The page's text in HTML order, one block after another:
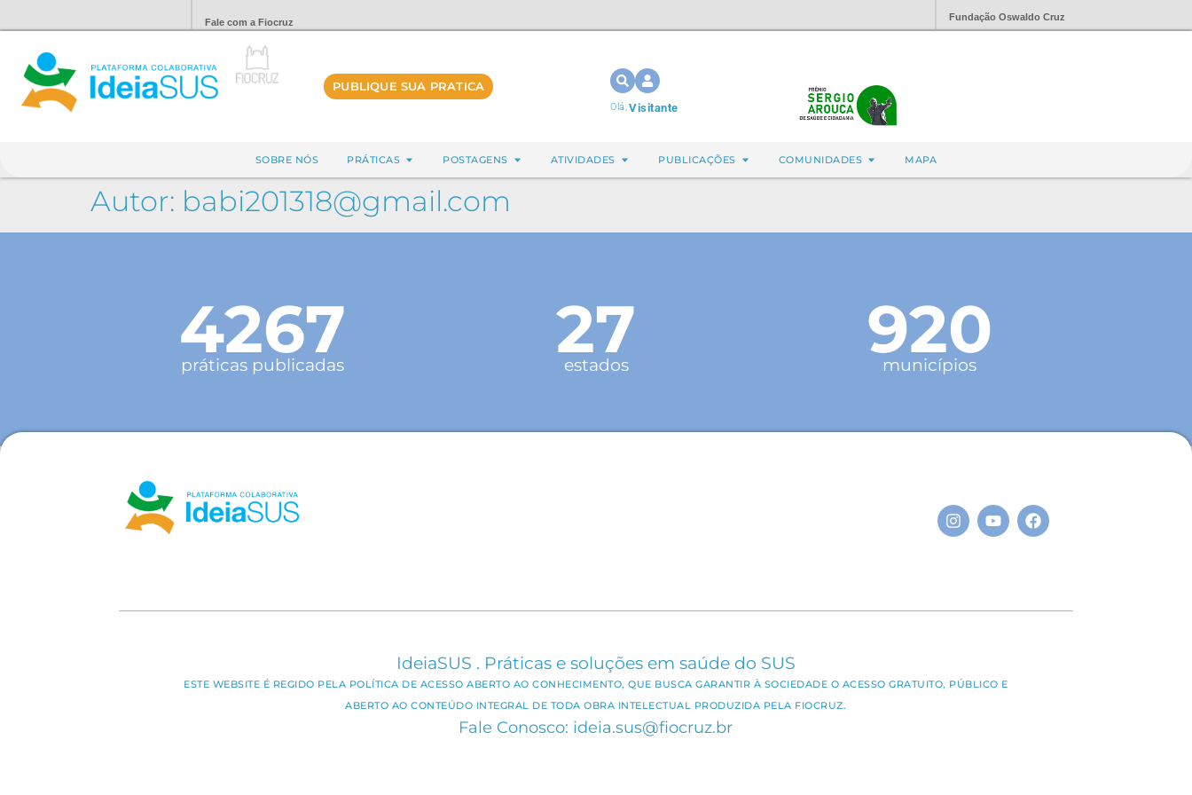
Fale com a Fiocruz Fundação Oswaldo Cruz
PUBLIQUE SUA PRATICA
Olá,Visitante
SOBRE NÓS PRÁTICAS POSTAGENS ATIVIDADES PUBLICAÇÕES COMUNIDADES MAPA
Autor: babi201318@gmail.com
4267
práticas publicadas 27
estados 920
municípios
IdeiaSUS . Práticas e soluções em saúde do SUS
ESTE WEBSITE É REGIDO PELA POLÍTICA DE ACESSO ABERTO AO CONHECIMENTO, QUE BUSCA GARANTIR À SOCIEDADE O ACESSO GRATUITO, PÚBLICO E
ABERTO AO CONTEÚDO INTEGRAL DE TODA OBRA INTELECTUAL PRODUZIDA PELA FIOCRUZ.
Fale Conosco: ideia.sus@fiocruz.br